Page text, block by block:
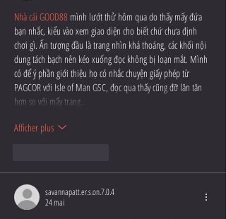
Nhà cái GOOD88 mình lướt thử hôm qua do thấy mấy đứa
bạn nhắc, kiểu vào xem giao diện cho biết chứ chưa định
chơi gì. Ấn tượng đầu là trang nhìn khá thoáng, các khối nội
dung tách bạch nên kéo xuống đọc không bị loạn mắt. Mình
có để ý phần giới thiệu họ có nhắc chuyện giấy phép từ
PAGCOR với Isle of Man GSC, đọc qua thấy cũng đỡ lăn tăn
hơn so với mấy trang…
Afficher plus
savannapatt.er.s.on.7.0.4
24 mai